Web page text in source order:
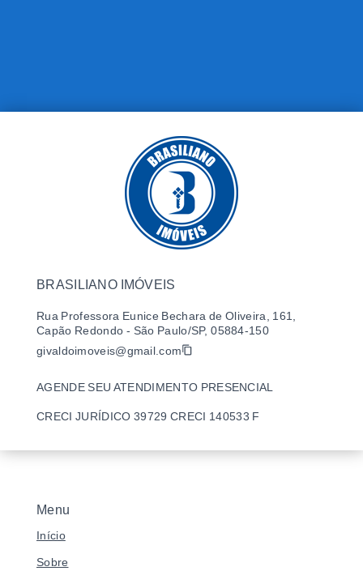
Menu
Início
Sobre
BRASILIANO IMÓVEIS
Rua Professora Eunice Bechara de Oliveira, 161,
Capão Redondo - São Paulo/SP, 05884-150
givaldoimoveis@gmail.com
AGENDE SEU ATENDIMENTO PRESENCIAL
CRECI JURÍDICO 39729 CRECI 140533 F